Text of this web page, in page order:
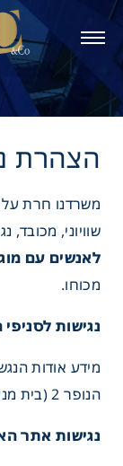
משרדנו חרת על
שוויוני, מכובד,
לאנשים עם
מכוחו.
נגישות
מידע אודות
הנופר 2 (בית מנצור 1) רעננה, קומה ראשונה.
נגישות אתר